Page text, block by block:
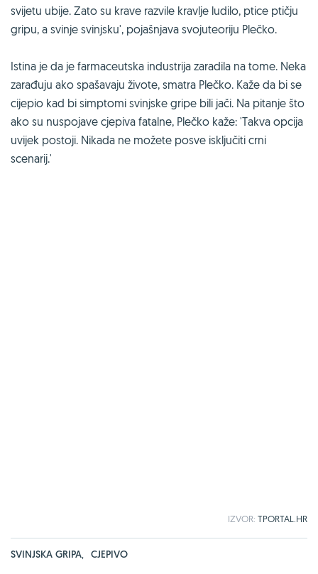
svijetu ubije. Zato su krave razvile kravlje ludilo, ptice ptičju
gripu, a svinje svinjsku', pojašnjava svojuteoriju Plečko.
Istina je da je farmaceutska industrija zaradila na tome. Neka
zarađuju ako spašavaju živote, smatra Plečko. Kaže da bi se
cijepio kad bi simptomi svinjske gripe bili jači. Na pitanje što
ako su nuspojave cjepiva fatalne, Plečko kaže: 'Takva opcija
uvijek postoji. Nikada ne možete posve isključiti crni
scenarij.'
IZVOR: TPORTAL.HR
SVINJSKA GRIPA, CJEPIVO